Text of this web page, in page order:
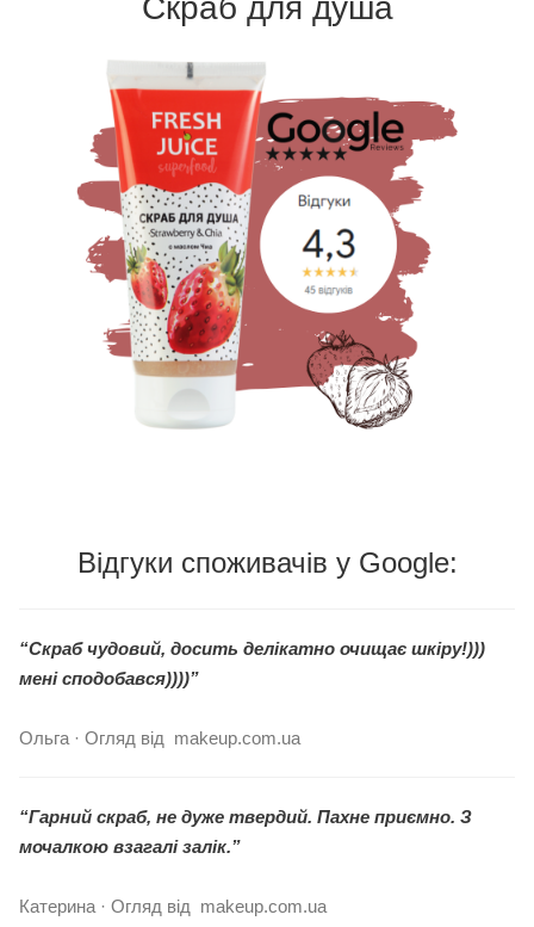
Скраб для душа
Відгуки споживачів у Google:
“Скраб чудовий, досить делікатно очищає шкіру!)))
мені сподобався))))”
Ольга · Огляд від makeup.com.ua
“Гарний скраб, не дуже твердий. Пахне приємно. З
мочалкою взагалі залік.”
Катерина · Огляд від makeup.com.ua